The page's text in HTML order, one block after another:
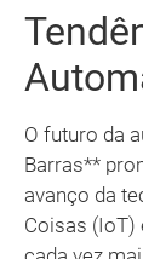
O futuro da
Barras**
avanço da
Coisas (IoT)